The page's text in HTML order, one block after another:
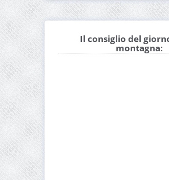
Il consiglio del
montagna: